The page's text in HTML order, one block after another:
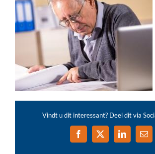
Vindt u dit interessant? Deel dit via
Facebook
X LinkedIn
E-